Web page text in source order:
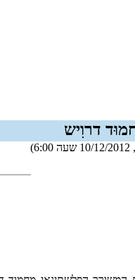
דרוִיש